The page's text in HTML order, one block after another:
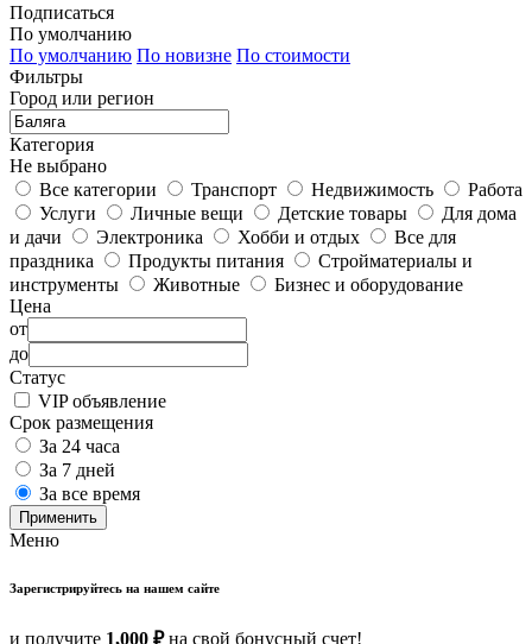
Подписаться
По умолчанию
По умолчанию По новизне По стоимости
Фильтры
Город или регион
Категория
Не выбрано
Все категории
Транспорт Недвижимость
Работа
Услуги
Личные вещи Детские товары
Для дома
и дачи
Электроника Хобби и отдых
Все для
праздника
Продукты питания
Стройматериалы и
инструменты
Животные
Бизнес и оборудование
Цена
от
до
Статус
VIP объявление
Срок размещения
За 24 часа
За 7 дней
За все время
Применить
Меню
Зарегистрируйтесь на нашем сайте
и получите 1,000 ₽на свой бонусный счет!